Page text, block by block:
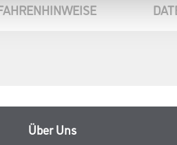
Über Uns